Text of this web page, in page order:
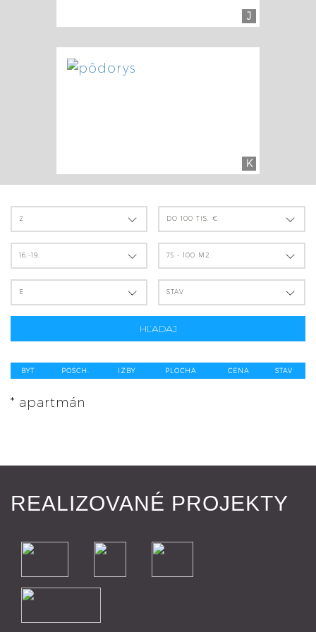
J
K
2 DO 100 TIS. €
16.-19. 75 - 100 M2
E STAV
HĽADAJ
BYT POSCH. IZBY PLOCHA CENA STAV
* apartmán
REALIZOVANÉ PROJEKTY